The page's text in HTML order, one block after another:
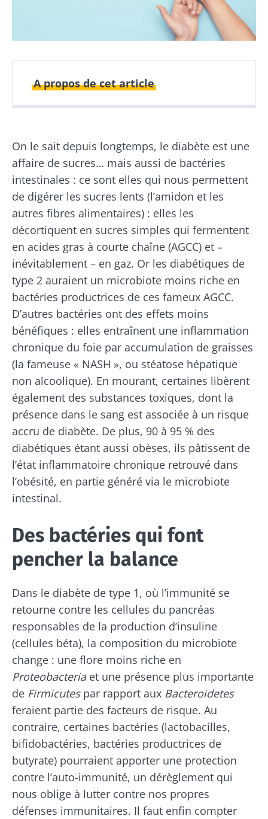
A propos de cet article
On le sait depuis longtemps, le diabète est une
affaire de sucres… mais aussi de bactéries
intestinales : ce sont elles qui nous permettent
de digérer les sucres lents (l’amidon et les
autres fibres alimentaires) : elles les
décortiquent en sucres simples qui fermentent
en acides gras à courte chaîne (AGCC) et –
inévitablement – en gaz. Or les diabétiques de
type 2 auraient un microbiote moins riche en
bactéries productrices de ces fameux AGCC.
D’autres bactéries ont des effets moins
bénéfiques : elles entraînent une inflammation
chronique du foie par accumulation de graisses
(la fameuse « NASH », ou stéatose hépatique
non alcoolique). En mourant, certaines libèrent
également des substances toxiques, dont la
présence dans le sang est associée à un risque
accru de diabète. De plus, 90 à 95 % des
diabétiques étant aussi obèses, ils pâtissent de
l’état inflammatoire chronique retrouvé dans
l’obésité, en partie généré via le microbiote
intestinal.
Des bactéries qui font
pencher la balance
Dans le diabète de type 1, où l’immunité se
retourne contre les cellules du pancréas
responsables de la production d’insuline
(cellules béta), la composition du microbiote
change : une flore moins riche en
Proteobacteria et une présence plus importante
de Firmicutes par rapport aux Bacteroidetes
feraient partie des facteurs de risque. Au
contraire, certaines bactéries (lactobacilles,
bifidobactéries, bactéries productrices de
butyrate) pourraient apporter une protection
contre l’auto-immunité, un dérèglement qui
nous oblige à lutter contre nos propres
défenses immunitaires. Il faut enfin compter